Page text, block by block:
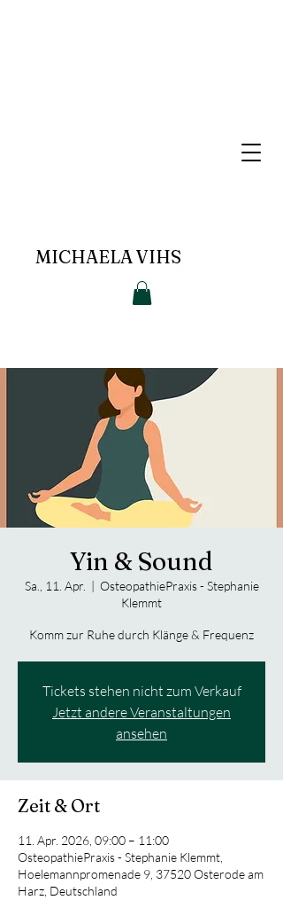
MICHAELA VIHS
Yin & Sound
Sa., 11. Apr.
OsteopathiePraxis - Stephanie
Klemmt
Komm zur Ruhe durch Klänge & Frequenz
Tickets stehen nicht zum Verkauf
Jetzt andere Veranstaltungen
ansehen
Zeit & Ort
11. Apr. 2026, 09:00 – 11:00
OsteopathiePraxis - Stephanie Klemmt,
Hoelemannpromenade 9, 37520 Osterode am
Harz, Deutschland